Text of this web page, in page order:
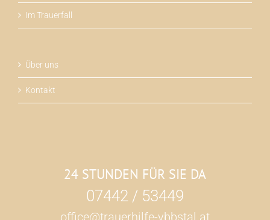
Im Trauerfall
Über uns
Kontakt
24 STUNDEN FÜR SIE DA
07442 / 53449